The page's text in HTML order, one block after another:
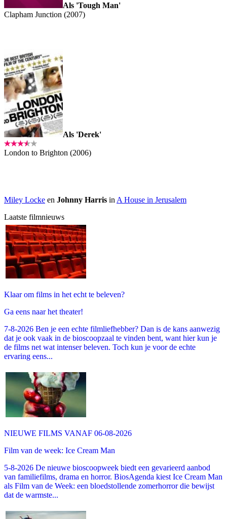
Als 'Tough Man'
Clapham Junction (2007)
Als 'Derek'
London to Brighton (2006)
Miley Locke en Johnny Harris in A House in Jerusalem
Laatste filmnieuws
Klaar om films in het echt te beleven?
Ga eens naar het theater!
7-8-2026 Ben je een echte filmliefhebber? Dan is de kans aanwezig
dat je ook vaak in de bioscoopzaal te vinden bent, want hier kun je
de films net wat intenser beleven. Toch kun je voor de echte
ervaring eens...
NIEUWE FILMS VANAF 06-08-2026
Film van de week: Ice Cream Man
5-8-2026 De nieuwe bioscoopweek biedt een gevarieerd aanbod
van familiefilms, drama en horror. BiosAgenda kiest Ice Cream Man
als Film van de Week: een bloedstollende zomerhorror die bewijst
dat de warmste...